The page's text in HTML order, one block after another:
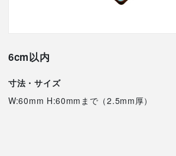
6cm以内
寸法・サイズ
W:60mm H:60mmまで（2.5mm厚）